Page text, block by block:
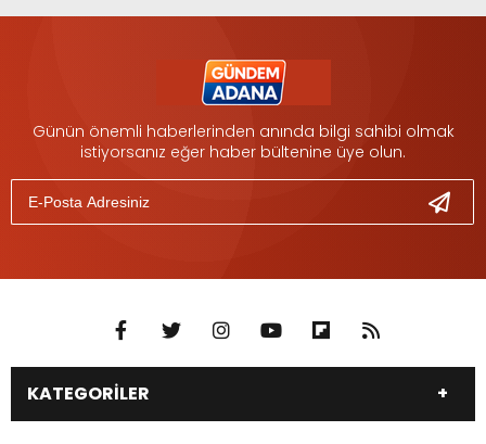
Günün önemli haberlerinden anında bilgi sahibi olmak
istiyorsanız eğer haber bültenine üye olun.
KATEGORİLER